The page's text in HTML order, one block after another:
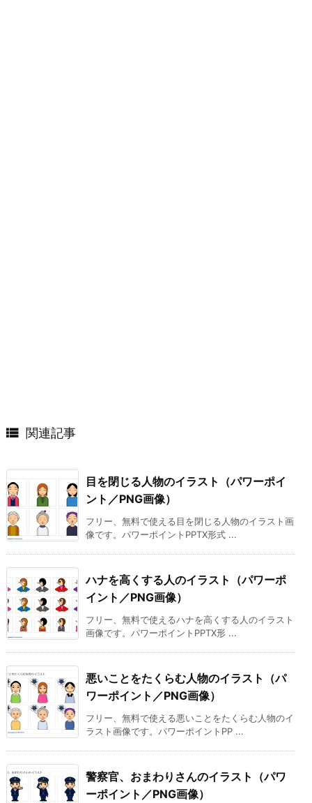
 関連記事
目を閉じる人物のイラスト（パワーポイ
ント／PNG画像）
フリー、無料で使える目を閉じる人物のイラスト画
像です。パワーポイントPPTX形式 ...
ハナを高くする人のイラスト（パワーポ
イント／PNG画像）
フリー、無料で使えるハナを高くする人のイラスト
画像です。パワーポイントPPTX形 ...
悪いことをたくらむ人物のイラスト（パ
ワーポイント／PNG画像）
フリー、無料で使える悪いことをたくらむ人物のイ
ラスト画像です。パワーポイントPP ...
警察官、おまわりさんのイラスト（パワ
ーポイント／PNG画像）